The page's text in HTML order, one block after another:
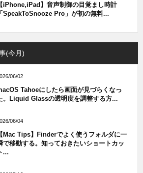
【iPhone,iPad】音声制御の目覚まし時計
「SpeakToSnooze Pro」が初の無料...
(今月)
06/02
Tahoeにしたら画面が見づらくなっ
。Liquid Glassの透明度を調整する方...
06/04
【Mac Tips】Finderでよく使うフォルダに一
で移動する。知っておきたいショートカッ
...